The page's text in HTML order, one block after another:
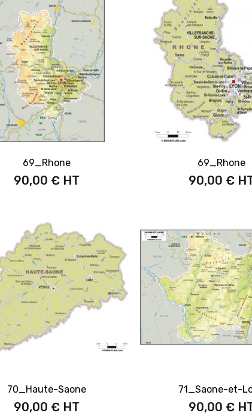
69_Rhone
90,00 €
69_Rhone
90,00 €
70_Haute-Saone
90,00 €
71_Saone-et-
90,00 €